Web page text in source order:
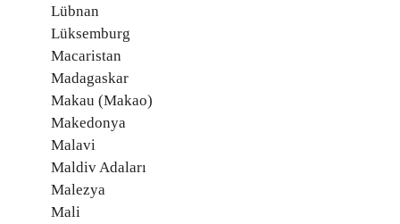
Lübnan
Lüksemburg
Macaristan
Madagaskar
Makau (Makao)
Makedonya
Malavi
Maldiv Adaları
Malezya
Mali